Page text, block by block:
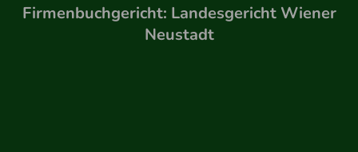
Firmenbuchgericht: Landesgericht Wiener
Neustadt